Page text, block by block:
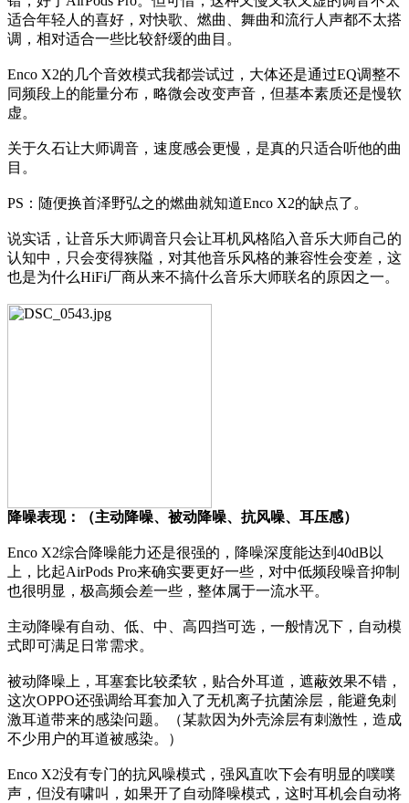
适合年轻人的喜好，对快歌、燃曲、舞曲和流行人声都不太搭
调，相对适合一些比较舒缓的曲目。
Enco X2的几个音效模式我都尝试过，大体还是通过EQ调整不
同频段上的能量分布，略微会改变声音，但基本素质还是慢软
虚。
关于久石让大师调音，速度感会更慢，是真的只适合听他的曲
目。
PS：随便换首泽野弘之的燃曲就知道Enco X2的缺点了。
说实话，让音乐大师调音只会让耳机风格陷入音乐大师自己的
认知中，只会变得狭隘，对其他音乐风格的兼容性会变差，这
也是为什么HiFi厂商从来不搞什么音乐大师联名的原因之一。
降噪表现：（主动降噪、被动降噪、抗风噪、耳压感）
Enco X2综合降噪能力还是很强的，降噪深度能达到40dB以
上，比起AirPods Pro来确实要更好一些，对中低频段噪音抑制
也很明显，极高频会差一些，整体属于一流水平。
主动降噪有自动、低、中、高四挡可选，一般情况下，自动模
式即可满足日常需求。
被动降噪上，耳塞套比较柔软，贴合外耳道，遮蔽效果不错，
这次OPPO还强调给耳套加入了无机离子抗菌涂层，能避免刺
激耳道带来的感染问题。（某款因为外壳涂层有刺激性，造成
不少用户的耳道被感染。）
Enco X2没有专门的抗风噪模式，强风直吹下会有明显的噗噗
声，但没有啸叫，如果开了自动降噪模式，这时耳机会自动将